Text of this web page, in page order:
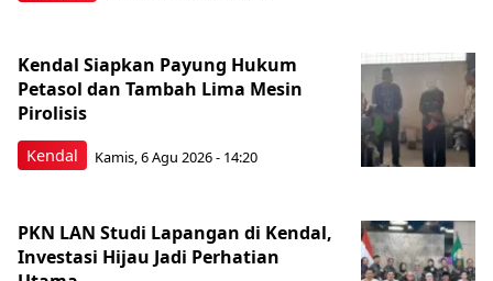
Kendal
Kendal Siapkan Payung Hukum
Petasol dan Tambah Lima Mesin
Pirolisis
Kamis, 6 Agu 2026 - 14:20
PKN LAN Studi Lapangan di Kendal,
Investasi Hijau Jadi Perhatian